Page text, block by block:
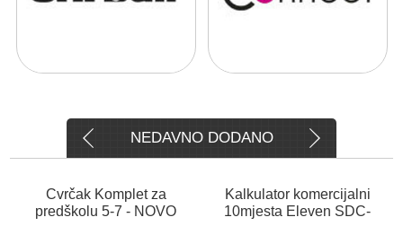
NEDAVNO DODANO
Cvrčak Komplet za
predškolu 5-7 - NOVO
Kalkulator komercijalni
10mjesta Eleven SDC-